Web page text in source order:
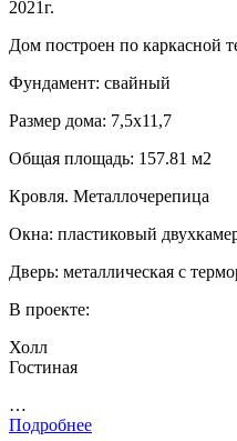
2021г.
Дом построен по каркасной
Фундамент: свайный
Размер дома: 7,5х11,7
Общая площадь: 157.81 м2
Кровля. Металлочерепица
Окна: пластиковый
Дверь: металлическая с
В проекте:
Холл
Гостиная
…
Подробнее